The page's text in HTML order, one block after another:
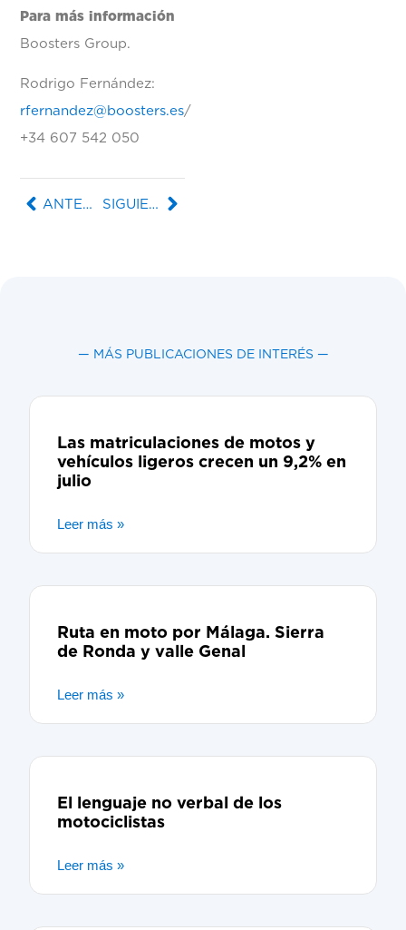
Para más información
Boosters Group.
Rodrigo Fernández:
rfernandez@boosters.es/
+34 607 542 050
ANTERIOR SIGUIENTE
— MÁS PUBLICACIONES DE INTERÉS —
Las matriculaciones de motos y
vehículos ligeros crecen un 9,2% en
julio
Leer más »
Ruta en moto por Málaga. Sierra
de Ronda y valle Genal
Leer más »
El lenguaje no verbal de los
motociclistas
Leer más »